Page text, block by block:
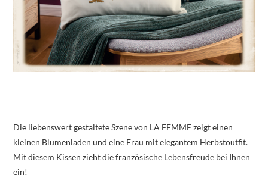
Die liebenswert gestaltete Szene von LA FEMME zeigt einen
kleinen Blumenladen und eine Frau mit elegantem Herbstoutfit.
Mit diesem Kissen zieht die französische Lebensfreude bei Ihnen
ein!